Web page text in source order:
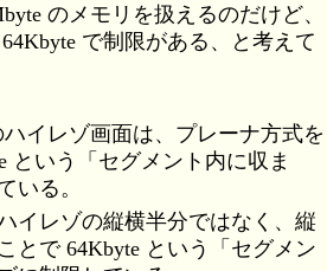
のメモリを扱えるのだけど、
で制限がある、と考えて
イレゾ画面は、プレーナ方式を
という「セグメント内に収ま
いる。
イレゾの縦横半分ではなく、縦
とで 64Kbyte という「セグメン